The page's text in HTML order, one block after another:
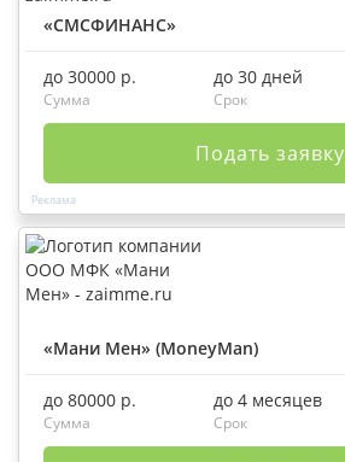
«СМСФИНАНС»
до 30000 р.
Сумма
до 30 дней
Срок
Подать заявку
«Мани Мен» (MoneyMan)
до 80000 р.
Сумма
до 4 месяцев
Срок